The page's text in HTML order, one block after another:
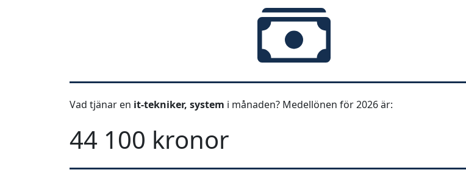
Vad tjänar en it-tekniker, system i månaden? Medellönen för 2026 är:
44 100 kronor